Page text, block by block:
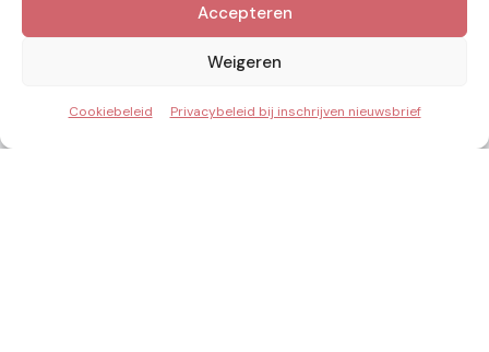
Accepteren
Weigeren
Cookiebeleid Privacybeleid bij inschrijven nieuwsbrief
Kennis van Energie in je mailbox?
Abonner op nieuwe artikelen.